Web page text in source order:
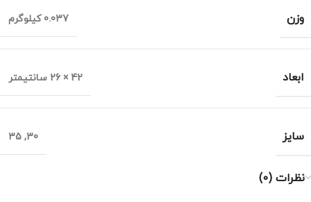
وزن
0.037 کیلوگرم
ابعاد 42 × 26 سانتیمتر
سایز 30
,
35
نظرات (0)